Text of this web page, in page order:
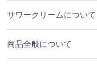
サワークリームについて
商品全般について